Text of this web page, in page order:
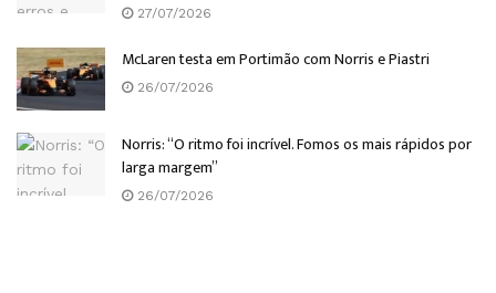
27/07/2026
McLaren testa em Portimão com Norris e Piastri
26/07/2026
Norris: “O ritmo foi incrível. Fomos os mais rápidos por
larga margem”
26/07/2026